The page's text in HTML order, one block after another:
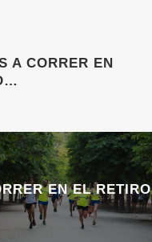
A CORRER EN
EN EL RETIRO